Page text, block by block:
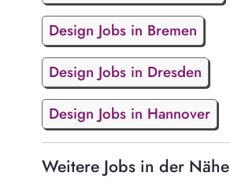
Design Jobs in Bremen
Design Jobs in Dresden
Design Jobs in Hannover
Weitere Jobs in der Nähe